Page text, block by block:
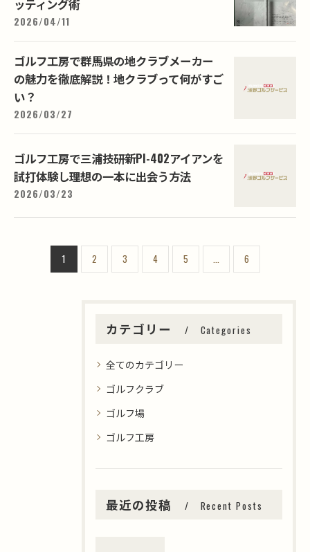
ッティング術
2026/04/11
ゴルフ工房で群馬県の地クラブメーカー
の魅力を徹底解説！地クラブって何がすご
い？
2026/03/27
ゴルフ工房で三浦技研新PI-402アイアンを
試打体験し理想の一本に出会う方法
2026/03/23
1 2 3 4 5 ... 6
カテゴリー Categories
全てのカテゴリー
ゴルフクラブ
ゴルフ場
ゴルフ工房
最近の投稿 Recent Posts